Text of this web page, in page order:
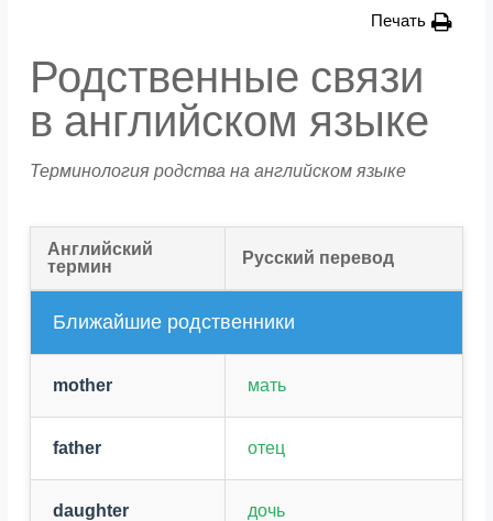
Печать
Родственные связи
в английском языке
Терминология родства на английском языке
Английский
термин
Русский перевод
Ближайшие родственники
mother мать
father отец
daughter дочь